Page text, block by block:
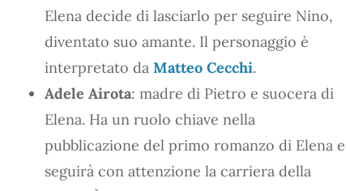
Elena decide di lasciarlo per seguire Nino,
diventato suo amante. Il personaggio è
interpretato da Matteo Cecchi.
Adele Airota: madre di Pietro e suocera di
Elena. Ha un ruolo chiave nella
pubblicazione del primo romanzo di Elena e
seguirà con attenzione la carriera della